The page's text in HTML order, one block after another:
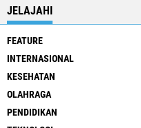
JELAJAHI
FEATURE
INTERNASIONAL
KESEHATAN
OLAHRAGA
PENDIDIKAN